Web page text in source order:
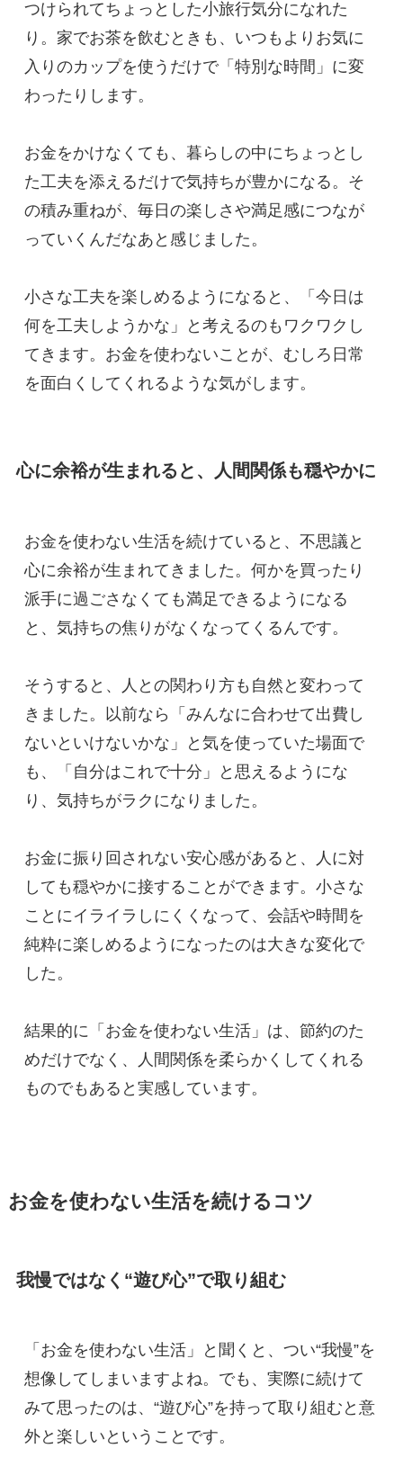
つけられてちょっとした小旅行気分になれた
り。家でお茶を飲むときも、いつもよりお気に
入りのカップを使うだけで「特別な時間」に変
わったりします。
お金をかけなくても、暮らしの中にちょっとし
た工夫を添えるだけで気持ちが豊かになる。そ
の積み重ねが、毎日の楽しさや満足感につなが
っていくんだなあと感じました。
小さな工夫を楽しめるようになると、「今日は
何を工夫しようかな」と考えるのもワクワクし
てきます。お金を使わないことが、むしろ日常
を面白くしてくれるような気がします。
心に余裕が生まれると、人間関係も穏やかに
お金を使わない生活を続けていると、不思議と
心に余裕が生まれてきました。何かを買ったり
派手に過ごさなくても満足できるようになる
と、気持ちの焦りがなくなってくるんです。
そうすると、人との関わり方も自然と変わって
きました。以前なら「みんなに合わせて出費し
ないといけないかな」と気を使っていた場面で
も、「自分はこれで十分」と思えるようにな
り、気持ちがラクになりました。
お金に振り回されない安心感があると、人に対
しても穏やかに接することができます。小さな
ことにイライラしにくくなって、会話や時間を
純粋に楽しめるようになったのは大きな変化で
した。
結果的に「お金を使わない生活」は、節約のた
めだけでなく、人間関係を柔らかくしてくれる
ものでもあると実感しています。
お金を使わない生活を続けるコツ
我慢ではなく“遊び心”で取り組む
「お金を使わない生活」と聞くと、つい“我慢”を
想像してしまいますよね。でも、実際に続けて
みて思ったのは、“遊び心”を持って取り組むと意
外と楽しいということです。